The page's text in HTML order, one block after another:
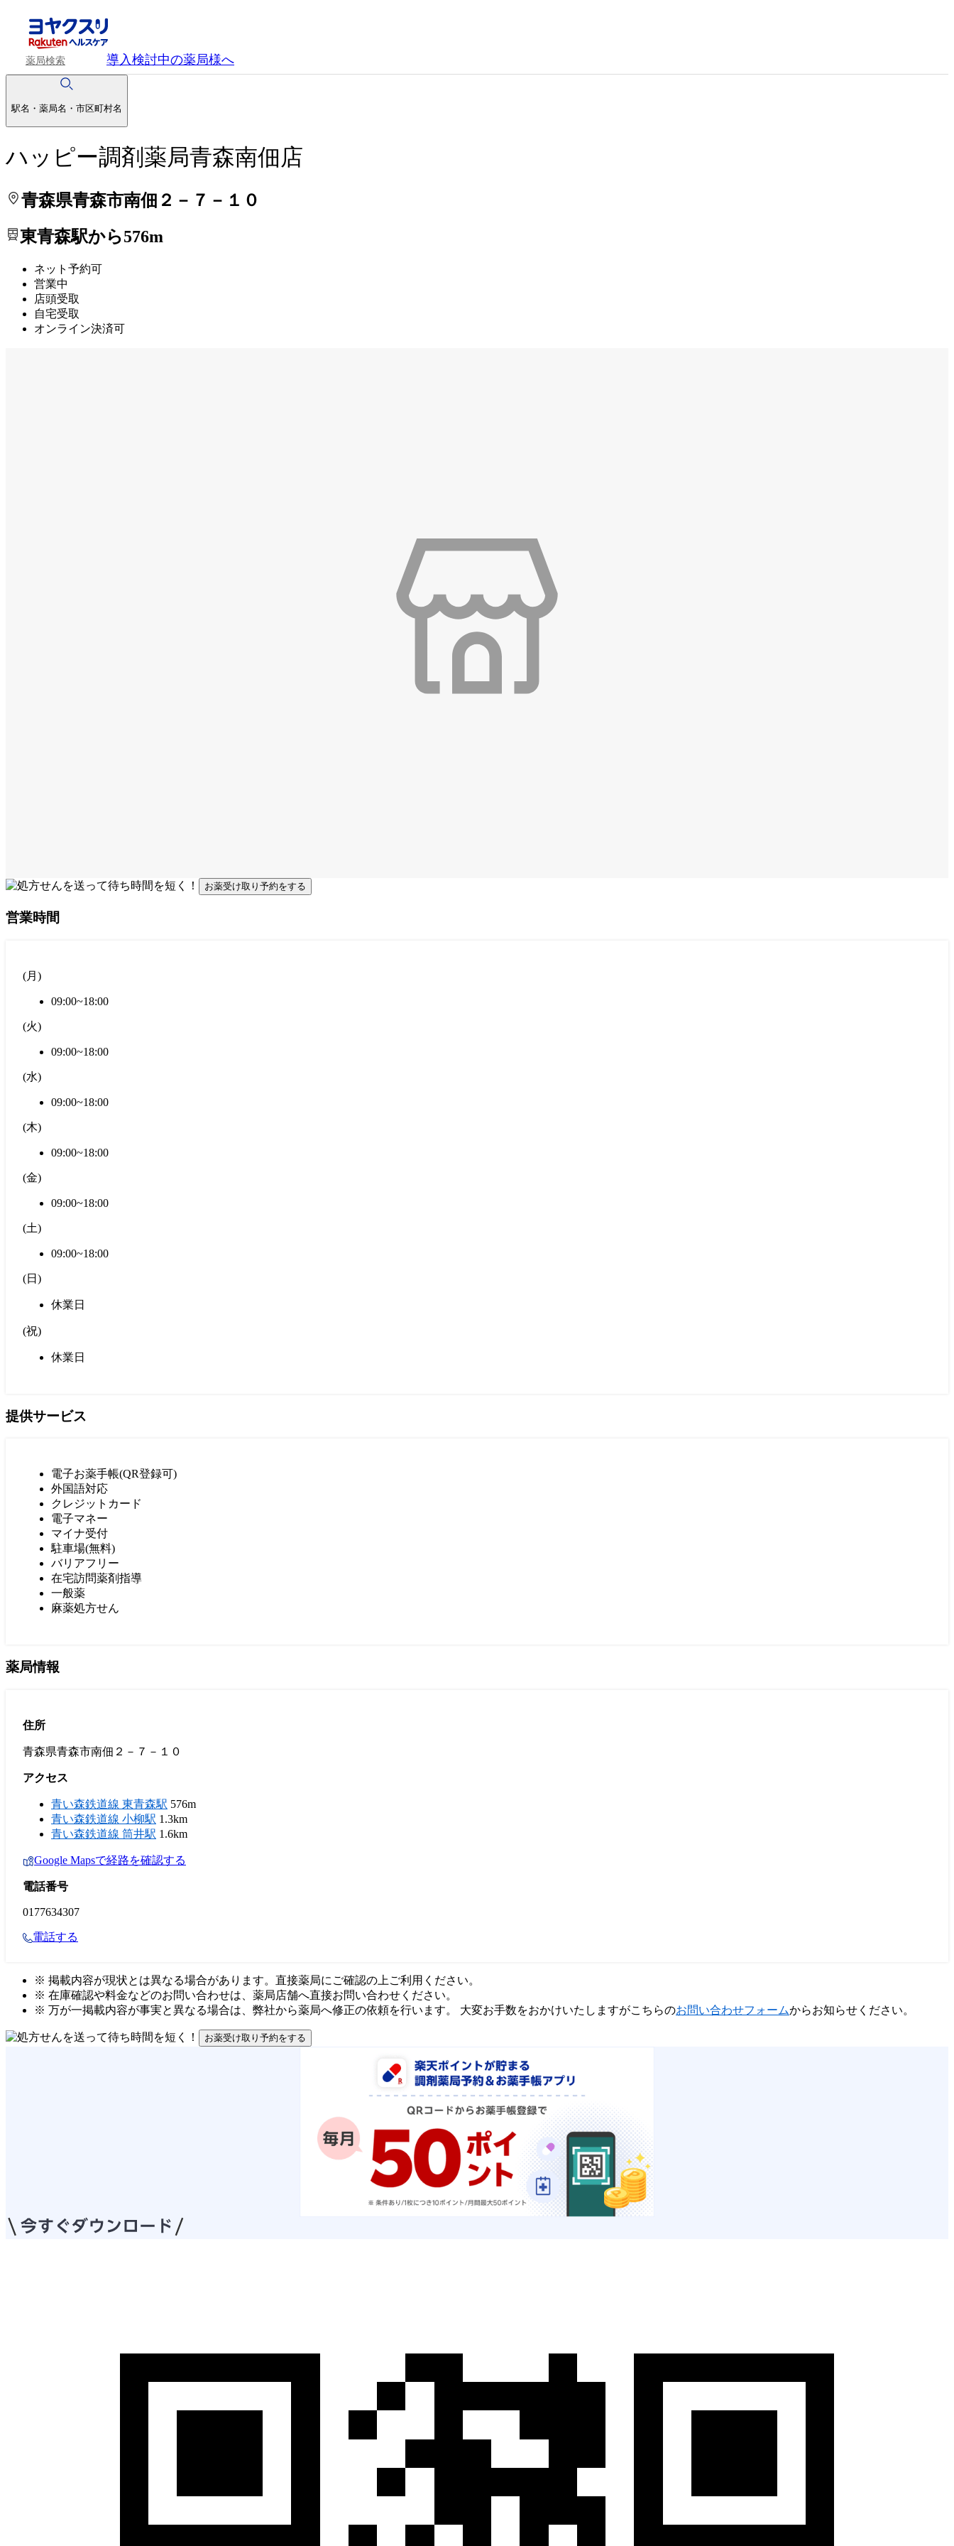
薬局検索 導入検討中の薬局様へ
駅名・薬局名・市区町村名
ハッピー調剤薬局青森南佃店
青森県青森市南佃２－７－１０
東青森駅から576m
ネット予約可
営業中
店頭受取
自宅受取
オンライン決済可
処方せんを送って待ち時間を短く！
お薬受け取り予約をする
営業時間
(月 )
09:00~18:00
(火)
09:00~18:00
(水)
09:00~18:00
(木)
09:00~18:00
(金)
09:00~18:00
(土)
09:00~18:00
(日 )
休業日
(祝)
休業日
提供サービス
電子お薬手帳(QR登録可)
外国語対応
クレジットカード
電子マネー
マイナ受付
駐車場(無料)
バリアフリー
在宅訪問薬剤指導
一般薬
麻薬処方せん
薬局情報
住所
青森県青森市南佃２－７－１０
アクセス
青い森鉄道線 東青森駅 576m
青い森鉄道線 小柳駅 1.3km
青い森鉄道線 筒井駅 1.6km
Google Mapsで経路を確認する
電話番号
0177634307
電話する
※ 掲載内容が現状とは異なる場合があります。直接薬局にご確認の上ご利用ください。
※ 在庫確認や料金などのお問い合わせは、薬局店舗へ直接お問い合わせください。
※ 万が一掲載内容が事実と異なる場合は、弊社から薬局へ修正の依頼を行います。 大変お手数をおかけいたしますがこちらのお問い合わせフォームからお知らせください。
処方せんを送って待ち時間を短く！
お薬受け取り予約をする